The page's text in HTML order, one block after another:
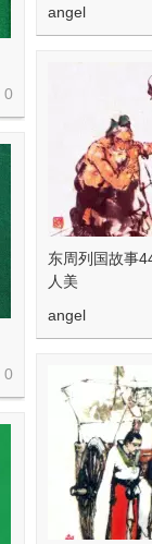
angel
0
东周列国故事
人美
angel
0